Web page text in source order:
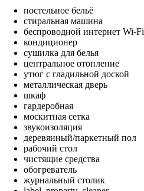
постельное бельё
стиральная машина
беспроводной интернет Wi-Fi
кондиционер
сушилка для белья
центральное отопление
утюг с гладильной доской
металлическая дверь
шкаф
гардеробная
москитная сетка
звукоизоляция
деревянный/паркетный пол
рабочий стол
чистящие средства
обогреватель
журнальный столик